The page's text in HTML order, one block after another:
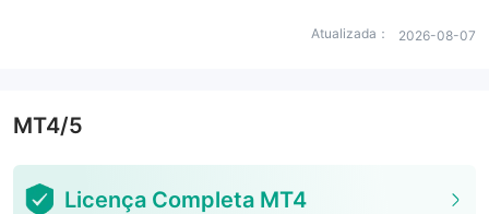
Atualizada： 2026-08-07
MT4/5
Licença Completa MT4